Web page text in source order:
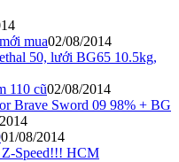
mua02/08/2014
50, lưới BG65 10.5kg,
110 cũ02/08/2014
Brave Sword 09 98% + BG
01/08/2014
Z-Speed!!! HCM